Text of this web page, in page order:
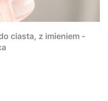
ciasta, z imieniem -